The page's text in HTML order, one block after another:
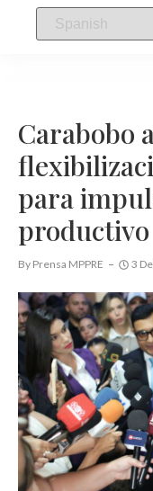
Carabobo
para
productivo
By Prensa MPPRE 3